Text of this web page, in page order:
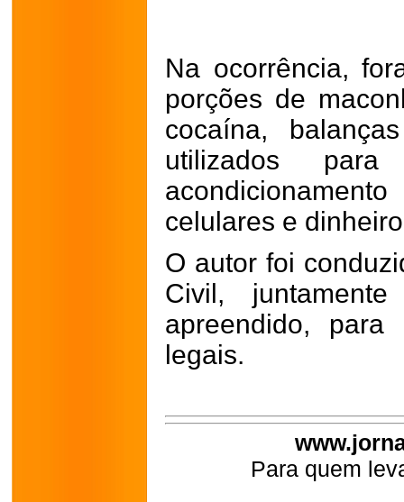
Na ocorrência,
porções de
cocaína,
utilizados
celulares e
O autor foi
Civil,
apreendido, para
legais.
Para quem